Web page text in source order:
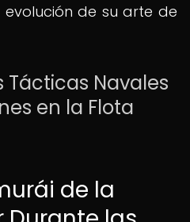
de su arte de
Navales
en la Flota
de la